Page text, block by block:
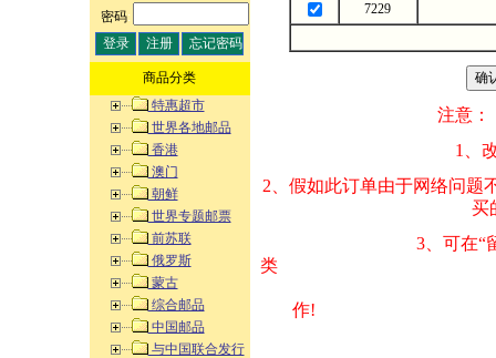
密码:
商品分类
特惠超市
世界各地邮品
香港
澳门
朝鲜
世界专题邮票
前苏联
俄罗斯
蒙古
综合邮品
中国邮品
与中国联合发行
7229
注意：
1、改变商品数量
2、假如此订单由
买的邮品的“
3、可在“
类 方式告之
作!